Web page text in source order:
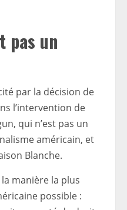
pas un
par la décision de
l’intervention de
qui n’est pas un
américain, et
Blanche.
manière la plus
possible :